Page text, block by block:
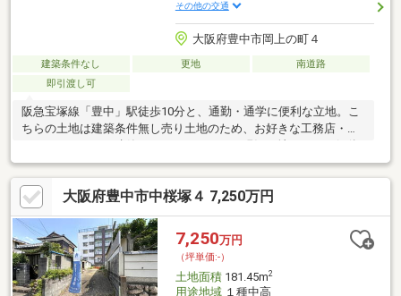
その他の交通
大阪府豊中市岡上の町４
建築条件なし 更地
南道路
即引渡し可
阪急宝塚線「豊中」駅徒歩10分と、通勤・通学に便利な立地。こ
ちらの土地は建築条件無し売り土地のため、お好きな工務店・ハ
ウスメーカーにて建築していただけます。現況更地のため、解体
費用なども掛かりません。お気軽にお問い合わせください！～弊
社に設計もご相談下さい～弊社では設計士とコーディネーターに
よる打ち合わせを重ね安全性や品質とデザインが両立した、お客
様の「自分スタイル」をカタチに致します。※専用通路部分は掘
削及び通行同意取得済み※建築の際、隣地所有者通路部分を含め
建築確認の取得必須。(覚書にて承認済)
大阪府豊中市中桜塚４ 7,250万円
7,250万円
（坪単価:-）
土地面積181.45m2
用途地域１種中高